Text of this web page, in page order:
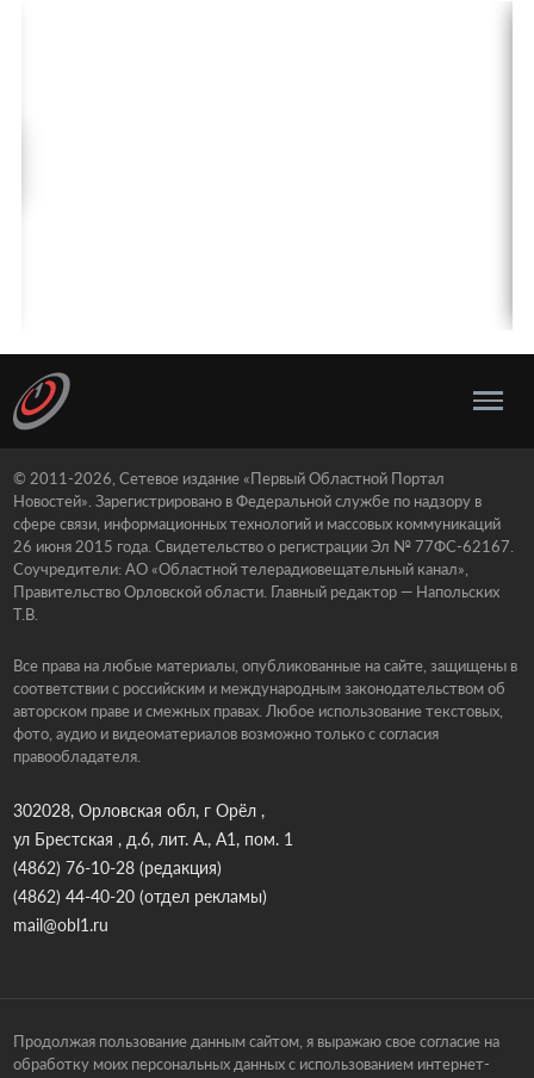
© 2011-2026, Сетевое издание «Первый Областной Портал
Новостей». Зарегистрировано в Федеральной службе по надзору в
сфере связи, информационных технологий и массовых коммуникаций
26 июня 2015 года. Свидетельство о регистрации Эл № 77ФС-62167.
Соучредители: АО «Областной телерадиовещательный канал»,
Правительство Орловской области. Главный редактор — Напольских
Т.В.
Все права на любые материалы, опубликованные на сайте, защищены в
соответствии с российским и международным законодательством об
авторском праве и смежных правах. Любое использование текстовых,
фото, аудио и видеоматериалов возможно только с согласия
правообладателя.
302028, Орловская обл, г Орёл ,
ул Брестская , д.6, лит. А., А1, пом. 1
(4862) 76-10-28(редакция)
(4862) 44-40-20(отдел рекламы)
mail@obl1.ru
Продолжая пользование данным сайтом, я выражаю свое согласие на
обработку моих персональных данных с использованием интернет-